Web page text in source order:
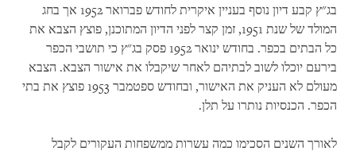
בג"ץ קבע דיון נוסף בעניין איקרית לחודש פברואר 1952 אך בחג
המולד של שנת 1951, זמן קצר לפני הדיון המתוכנן, פוצץ הצבא את
כל הבתים בכפר. בחודש ינואר 1952 פסק בג"ץ כי תושבי הכפר
בירעם יוכלו לשוב לבתיהם לאחר שיקבלו את אישור הצבא. הצבא
מעולם לא העניק את האישור, ובחודש ספטמבר 1953 פוצץ את בתי
הכפר. הכנסיות נותרו על תלן.
לאורך השנים הסכימו כמה עשרות ממשפחות העקורים לקבל